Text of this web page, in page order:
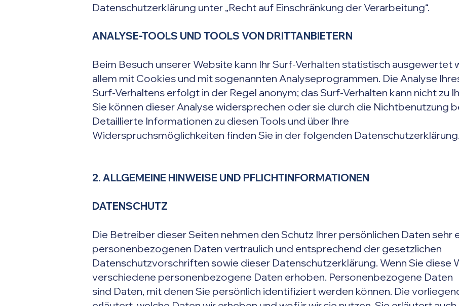
Datenschutzerklärung unter „Recht auf Einschränkung der Verarbeitung“.
ANALYSE-TOOLS UND TOOLS VON DRITTANBIETERN
Beim Besuch unserer Website kann Ihr Surf-Verhalten statistisch ausgewertet
allem mit Cookies und mit sogenannten Analyseprogrammen. Die Analyse
Surf-Verhaltens erfolgt in der Regel anonym; das Surf-Verhalten kann nicht zu
Sie können dieser Analyse widersprechen oder sie durch die Nichtbenutzung
Detaillierte Informationen zu diesen Tools und über Ihre
Widerspruchsmöglichkeiten finden Sie in der folgenden Datenschutzerklärung.
2. ALLGEMEINE HINWEISE UND PFLICHTINFORMATIONEN
DATENSCHUTZ
Die Betreiber dieser Seiten nehmen den Schutz Ihrer persönlichen Daten sehr
personenbezogenen Daten vertraulich und entsprechend der gesetzlichen
Datenschutzvorschriften sowie dieser Datenschutzerklärung. Wenn Sie diese
verschiedene personenbezogene Daten erhoben. Personenbezogene Daten
sind Daten, mit denen Sie persönlich identifiziert werden können. Die